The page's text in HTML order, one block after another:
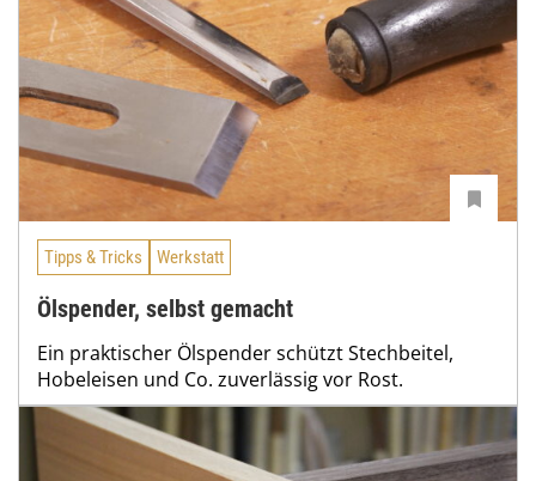
Tipps & Tricks Werkstatt
Ölspender, selbst gemacht
Ein praktischer Ölspender schützt Stechbeitel,
Hobeleisen und Co. zuverlässig vor Rost.